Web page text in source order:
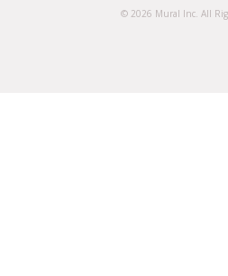
© 2026 Mural Inc. All